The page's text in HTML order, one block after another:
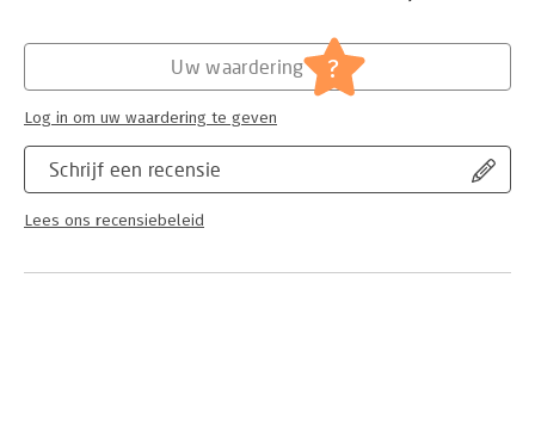
Schrijf een recensie
Lees ons recensiebeleid
Uw waardering ?
Log in om uw waardering te geven